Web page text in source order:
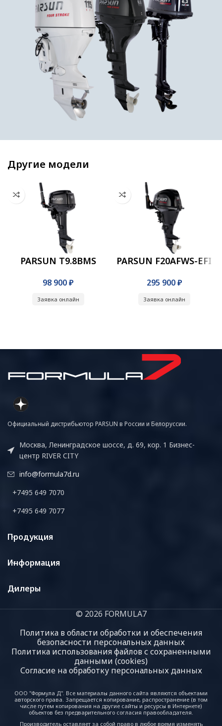
Другие модели
PARSUN T9.8BMS
₽
Заявка онлайн
PARSUN F20AFWS-EFI
₽
Заявка онлайн
Официальный дистрибьютор PARSUN в России и Белоруссии.
Москва, Ленинградское шоссе, д. 69, кор. 1 Бизнес-
центр RIVER CITY
info@formula7d.ru
+7495 649 7070
+7495 649 7077
Продукция
Информация
Дилеры
© 2026 FORMULA7
Политика в области обработки и обеспечения
безопасности персональных данных
Политика использования файлов с сохраненными
данными (cookies)
Согласие на обработку персональных данных
ООО "Формула Д". Все материалы данного сайта являются объектами
авторского права. Запрещается копирование, распространение (в том
числе путем копирования на другие сайты и ресурсы в Интернете)
объектов без предварительного согласия правообладателя.
Производитель оставляет за собой право в любое время изменять